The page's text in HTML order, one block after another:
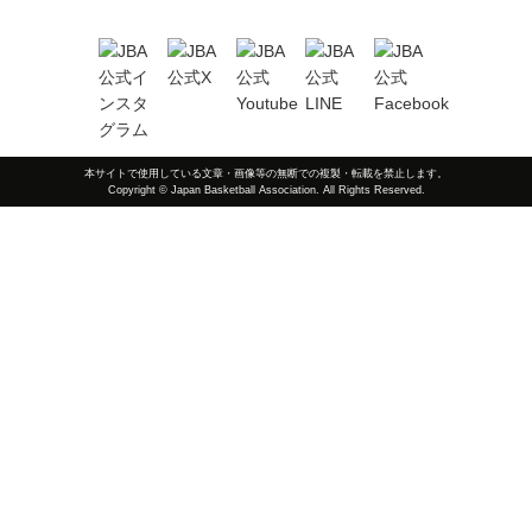
本サイトで使用している文章・画像等の無断での複製・転載を禁止します。
Copyright © Japan Basketball Association. All Rights Reserved.